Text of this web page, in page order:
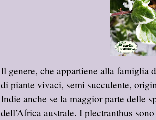
Il genere, che appartiene alla famiglia
di piante vivaci, semi succulente,
Indie anche se la maggior parte delle
dell’Africa australe. I plectranthus